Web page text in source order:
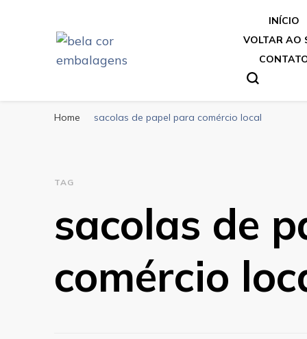
Bela Cor Embalagens
INÍCIO
VOLTAR AO
Home sacolas de papel para comércio local
TAG
sacolas de
comércio